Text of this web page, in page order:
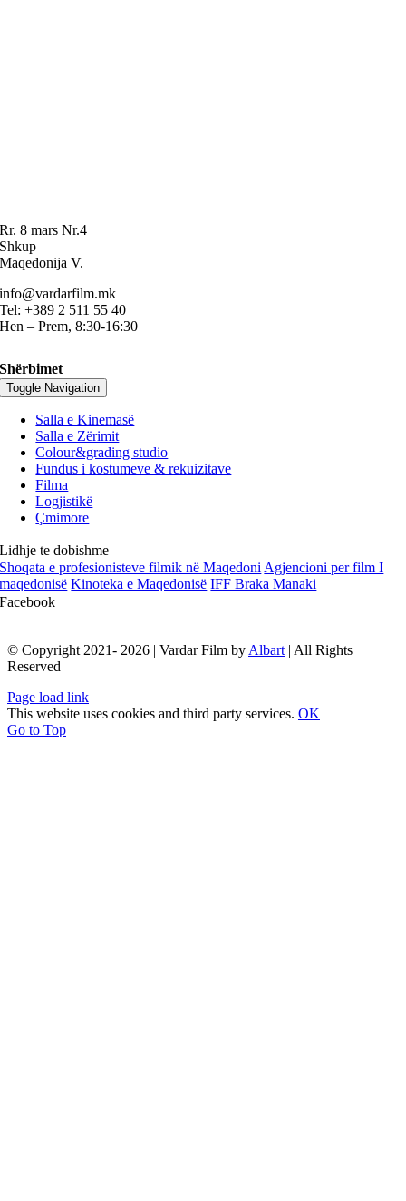
Rr. 8 mars Nr.4
Shkup
Maqedonija V.
info@vardarfilm.mk
Tel: +389 2 511 55 40
Hen – Prem, 8:30-16:30
Shërbimet
Toggle Navigation
Salla e Kinemasë
Salla e Zërimit
Colour&grading studio
Fundus i kostumeve & rekuizitave
Filma
Logjistikë
Çmimore
Lidhje te dobishme
Shoqata e profesionisteve filmik në Maqedoni Agjencioni per film I
maqedonisë Kinoteka e Maqedonisë IFF Braka Manaki
Facebook
© Copyright 2021- 2026 | Vardar Film by Albart | All Rights
Reserved
Page load link
This website uses cookies and third party services. OK
Go to Top